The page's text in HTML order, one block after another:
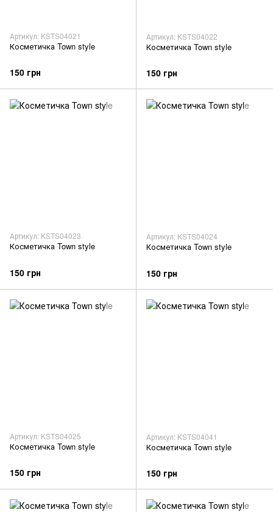
Артикул: KSTS04021
Косметичка Town style
150 грн
Артикул: KSTS04022
Косметичка Town style
150 грн
Артикул: KSTS04023
Косметичка Town style
150 грн
Артикул: KSTS04024
Косметичка Town style
150 грн
Артикул: KSTS04025
Косметичка Town style
150 грн
Артикул: KSTS04041
Косметичка Town style
150 грн